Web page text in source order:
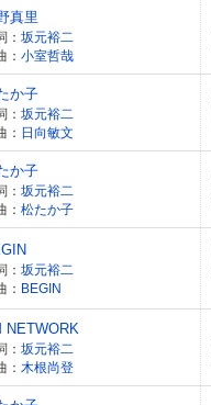
真里
： 坂元裕二
： 小室哲哉
か子
： 坂元裕二
： 日向敏文
か子
： 坂元裕二
： 松たか子
： 坂元裕二
： BEGIN
NETWORK
： 坂元裕二
： 木根尚登